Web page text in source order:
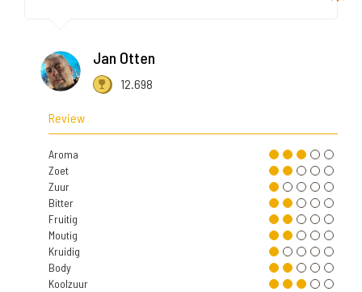
Jan Otten
12.698
Review
Aroma
Zoet
Zuur
Bitter
Fruitig
Moutig
Kruidig
Body
Koolzuur